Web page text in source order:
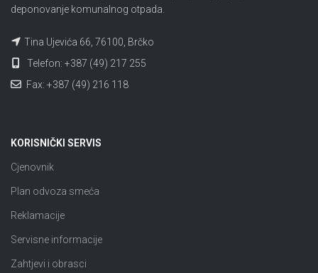
deponovanje komunalnog otpada.
Tina Ujevića 66, 76100, Brčko
Telefon: +387 (49) 217 255
Fax: +387 (49) 216 118
KORISNIČKI SERVIS
Cjenovnik
Plan odvoza smeća
Reklamacije
Servisne informacije
Zahtjevi i obrasci